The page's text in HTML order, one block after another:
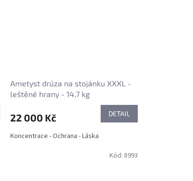
Ametyst drúza na stojánku XXXL -
leštěné hrany - 14,7 kg
22 000 Kč DETAIL
Koncentrace - Ochrana - Láska
Kód: 8993